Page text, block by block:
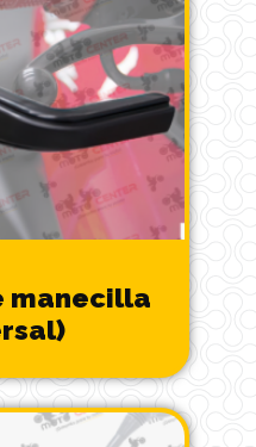
manecilla